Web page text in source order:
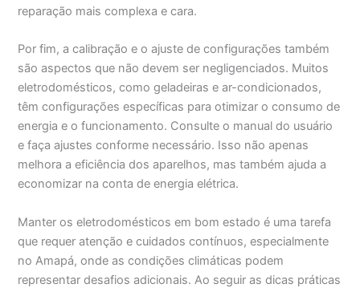
reparação mais complexa e cara.
Por fim, a calibração e o ajuste de configurações também
são aspectos que não devem ser negligenciados. Muitos
eletrodomésticos, como geladeiras e ar-condicionados,
têm configurações específicas para otimizar o consumo de
energia e o funcionamento. Consulte o manual do usuário
e faça ajustes conforme necessário. Isso não apenas
melhora a eficiência dos aparelhos, mas também ajuda a
economizar na conta de energia elétrica.
Manter os eletrodomésticos em bom estado é uma tarefa
que requer atenção e cuidados contínuos, especialmente
no Amapá, onde as condições climáticas podem
representar desafios adicionais. Ao seguir as dicas práticas